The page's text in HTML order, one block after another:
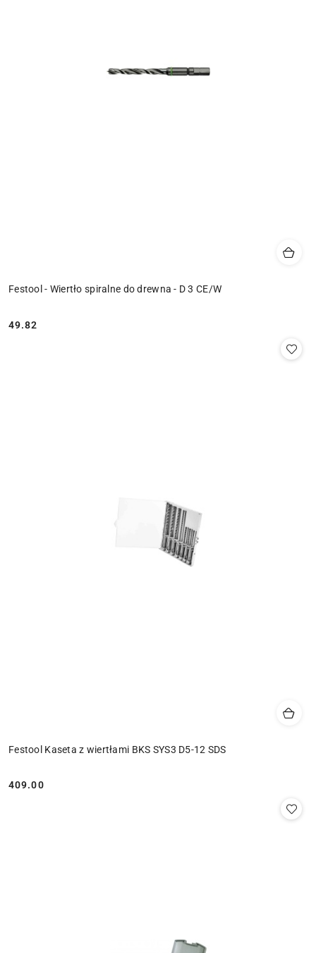
Festool - Wiertło spiralne do drewna - D 3 CE/W
Cena:
49.82
Festool Kaseta z wiertłami BKS SYS3 D5-12 SDS
Cena:
409.00